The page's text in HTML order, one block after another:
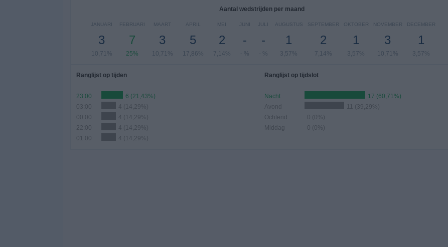
Aantal wedstrijden per maand
JANUARI
3
10,71%
FEBRUARI
7
25%
MAART
3
10,71%
APRIL
5
17,86%
MEI
2
7,14%
JUNI
-
- %
JULI
-
- %
AUGUSTUS
1
3,57%
SEPTEMBER
2
7,14%
OKTOBER
1
3,57%
NOVEMBER
3
10,71%
DECEMBER
1
3,57%
Ranglijst op tijden
23:00
6 (21,43%)
03:00
4 (14,29%)
4 (14,29%)
22:00
4 (14,29%)
4 (14,29%)
Ranglijst op tijdslot
Nacht
17 (60,71%)
Avond
11 (39,29%)
Ochtend
0 (0%)
Middag
0 (0%)